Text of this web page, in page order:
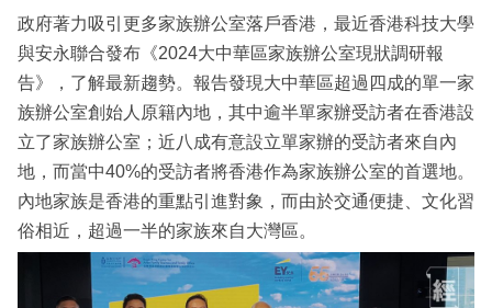
區
政府著力吸引更多家族辦公室落戶香港，最近香港科技大學
與安永聯合發布《2024大中華區家族辦公室現狀調研報
告》，了解最新趨勢。報告發現大中華區超過四成的單一家
族辦公室創始人原籍內地，其中逾半單家辦受訪者在香港設
立了家族辦公室；近八成有意設立單家辦的受訪者來自內
地，而當中40%的受訪者將香港作為家族辦公室的首選地。
內地家族是香港的重點引進對象，而由於交通便捷、文化習
俗相近，超過一半的家族來自大灣區。